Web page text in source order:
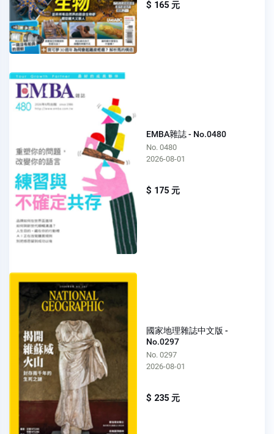
$ 165 元
EMBA雜誌 - No.0480
No. 0480
2026-08-01
$ 175 元
國家地理雜誌中文版 -
No.0297
No. 0297
2026-08-01
$ 235 元